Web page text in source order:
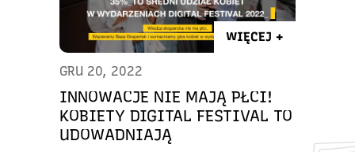
WIĘCEJ +
GRU 20, 2022
INNOWACJE NIE MAJĄ PŁCI!
KOBIETY DIGITAL FESTIVAL TO
UDOWADNIAJĄ